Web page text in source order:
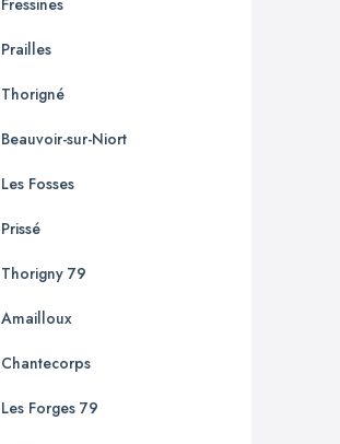
Prailles
Thorigné
Beauvoir-sur-Niort
Les Fosses
Prissé
Thorigny 79
Amailloux
Chantecorps
Les Forges 79